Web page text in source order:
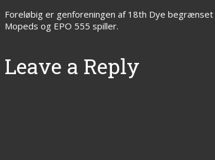
Foreløbig er genforeningen af 18th Dye
Mopeds og EPO 555 spiller.
Leave a Reply